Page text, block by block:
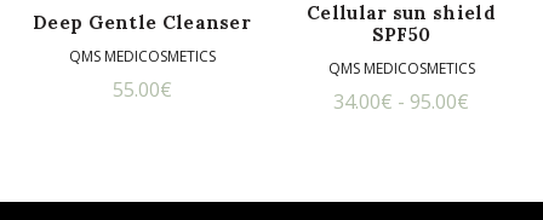
Deep Gentle Cleanser
QMS MEDICOSMETICS
55.00€
heeft
meerdere
variaties.
Deze
Cellular sun shield
SPF50
QMS MEDICOSMETICS
34.00€ - 95.00€